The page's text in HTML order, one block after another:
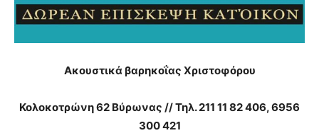
you
the
porn
Ακουστικά βαρηκοΐας Χριστοφόρου
Κολοκοτρώνη 62 Βύρωνας // Τηλ. 211 11 82 406, 6956
300 421